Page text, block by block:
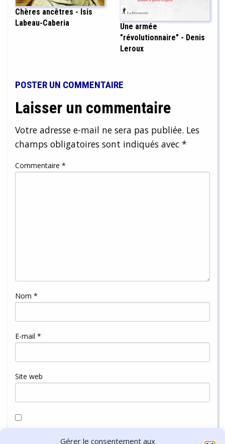
Gérer le consentement aux
Chères ancêtres - Isis
Labeau-Caberia
Une armée
"révolutionnaire" - Denis
Leroux
POSTER UN COMMENTAIRE
Laisser un commentaire
Votre adresse e-mail ne sera pas publiée. Les
champs obligatoires sont indiqués avec *
Commentaire *
Nom *
E-mail *
Site web